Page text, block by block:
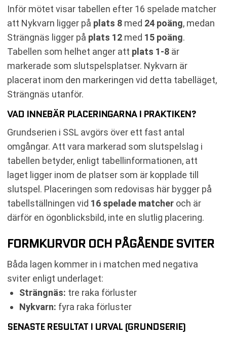
Inför mötet visar tabellen efter 16 spelade matcher
att Nykvarn ligger på plats 8 med 24 poäng, medan
Strängnäs ligger på plats 12 med 15 poäng.
Tabellen som helhet anger att plats 1-8 är
markerade som slutspelsplatser. Nykvarn är
placerat inom den markeringen vid detta tabelläget,
Strängnäs utanför.
VAD INNEBÄR PLACERINGARNA I PRAKTIKEN?
Grundserien i SSL avgörs över ett fast antal
omgångar. Att vara markerad som slutspelslag i
tabellen betyder, enligt tabellinformationen, att
laget ligger inom de platser som är kopplade till
slutspel. Placeringen som redovisas här bygger på
tabellställningen vid 16 spelade matcher och är
därför en ögonblicksbild, inte en slutlig placering.
FORMKURVOR OCH PÅGÅENDE SVITER
Båda lagen kommer in i matchen med negativa
sviter enligt underlaget:
Strängnäs: tre raka förluster
Nykvarn: fyra raka förluster
SENASTE RESULTAT I URVAL (GRUNDSERIE)